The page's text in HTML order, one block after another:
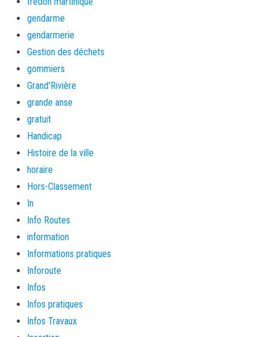
gendarme
gendarmerie
Gestion des déchets
gommiers
Grand'Rivière
grande anse
gratuit
Handicap
Histoire de la ville
horaire
Hors-Classement
In
Info Routes
information
Informations pratiques
Inforoute
Infos
Infos pratiques
Infos Travaux